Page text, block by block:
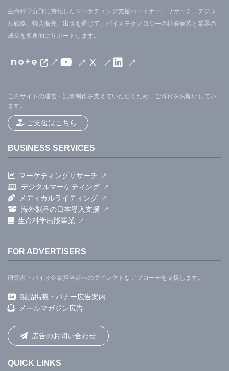
生命科学分野に特化したマーケティング支援パートナー。リサーチ、デジタ
ル戦略、輸入販売、出版を通じて、バイオテクノロジーの社会実装と業界の
成長を多角的にサポートします。
X
このサイトの運営・記事制作を支えていただくため、ご寄付をお願いしてい
ます。
ご支援はこちら
BUSINESS SERVICES
マーケティングリサーチ
デジタルマーケティング
メディカルライティング
海外製品の日本導入支援
生命科学出版事業
FOR ADVERTISERS
研究者・バイオ企業担当者へのダイレクトなアプローチを支援します。
製品掲載・バナー広告案内
メールマガジン広告
広告のお問い合わせ
QUICK LINKS